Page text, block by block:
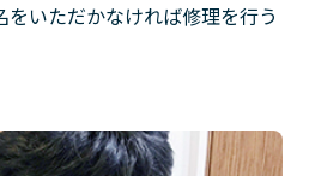
いただかなければ修理を行う